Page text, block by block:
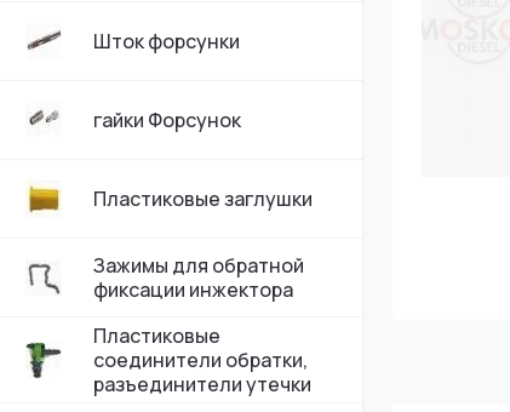
Шток форсунки
гайки Форсунок
Пластиковые заглушки
Зажимы для обратной
фиксации инжектора
Пластиковые
соединители обратки,
разъединители утечки